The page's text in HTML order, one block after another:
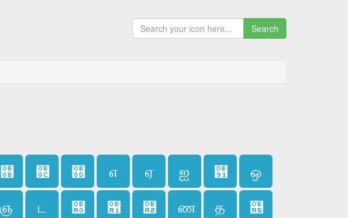
Search
஋ ஌ ஍ எ ஏ ஐ ஑
ஒ
ஞ ட ஠ ஡ ஢ ண த
஥